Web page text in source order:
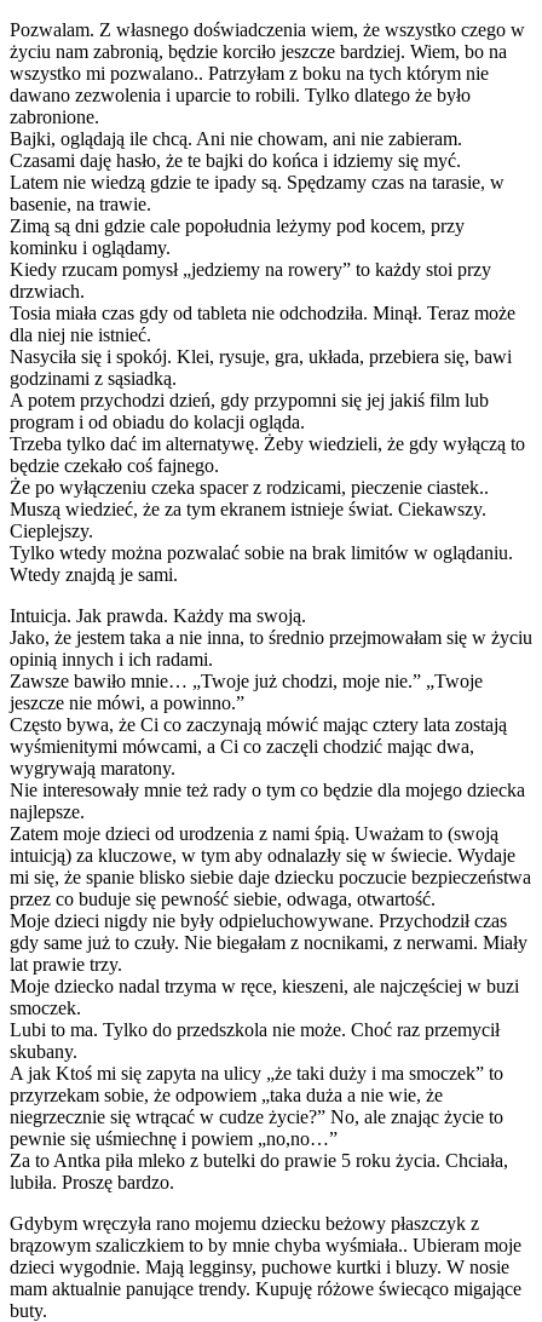
Pozwalam. Z własnego doświadczenia wiem, że wszystko czego w
życiu nam zabronią, będzie korciło jeszcze bardziej. Wiem, bo na
wszystko mi pozwalano.. Patrzyłam z boku na tych którym nie
dawano zezwolenia i uparcie to robili. Tylko dlatego że było
zabronione.
Bajki, oglądają ile chcą. Ani nie chowam, ani nie zabieram.
Czasami daję hasło, że te bajki do końca i idziemy się myć.
Latem nie wiedzą gdzie te ipady są. Spędzamy czas na tarasie, w
basenie, na trawie.
Zimą są dni gdzie cale popołudnia leżymy pod kocem, przy
kominku i oglądamy.
Kiedy rzucam pomysł „jedziemy na rowery” to każdy stoi przy
drzwiach.
Tosia miała czas gdy od tableta nie odchodziła. Minął. Teraz może
dla niej nie istnieć.
Nasyciła się i spokój. Klei, rysuje, gra, układa, przebiera się, bawi
godzinami z sąsiadką.
A potem przychodzi dzień, gdy przypomni się jej jakiś film lub
program i od obiadu do kolacji ogląda.
Trzeba tylko dać im alternatywę. Żeby wiedzieli, że gdy wyłączą to
będzie czekało coś fajnego.
Że po wyłączeniu czeka spacer z rodzicami, pieczenie ciastek..
Muszą wiedzieć, że za tym ekranem istnieje świat. Ciekawszy.
Cieplejszy.
Tylko wtedy można pozwalać sobie na brak limitów w oglądaniu.
Wtedy znajdą je sami.
Intuicja. Jak prawda. Każdy ma swoją.
Jako, że jestem taka a nie inna, to średnio przejmowałam się w życiu
opinią innych i ich radami.
Zawsze bawiło mnie… „Twoje już chodzi, moje nie.” „Twoje
jeszcze nie mówi, a powinno.”
Często bywa, że Ci co zaczynają mówić mając cztery lata zostają
wyśmienitymi mówcami, a Ci co zaczęli chodzić mając dwa,
wygrywają maratony.
Nie interesowały mnie też rady o tym co będzie dla mojego dziecka
najlepsze.
Zatem moje dzieci od urodzenia z nami śpią. Uważam to (swoją
intuicją) za kluczowe, w tym aby odnalazły się w świecie. Wydaje
mi się, że spanie blisko siebie daje dziecku poczucie bezpieczeństwa
przez co buduje się pewność siebie, odwaga, otwartość.
Moje dzieci nigdy nie były odpieluchowywane. Przychodził czas
gdy same już to czuły. Nie biegałam z nocnikami, z nerwami. Miały
lat prawie trzy.
Moje dziecko nadal trzyma w ręce, kieszeni, ale najczęściej w buzi
smoczek.
Lubi to ma. Tylko do przedszkola nie może. Choć raz przemycił
skubany.
A jak Ktoś mi się zapyta na ulicy „że taki duży i ma smoczek” to
przyrzekam sobie, że odpowiem „taka duża a nie wie, że
niegrzecznie się wtrącać w cudze życie?” No, ale znając życie to
pewnie się uśmiechnę i powiem „no,no…”
Za to Antka piła mleko z butelki do prawie 5 roku życia. Chciała,
lubiła. Proszę bardzo.
Gdybym wręczyła rano mojemu dziecku beżowy płaszczyk z
brązowym szaliczkiem to by mnie chyba wyśmiała.. Ubieram moje
dzieci wygodnie. Mają legginsy, puchowe kurtki i bluzy. W nosie
mam aktualnie panujące trendy. Kupuję różowe świecąco migające
buty.